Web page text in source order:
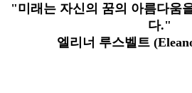
"미래는 자신의 꿈의 아름다움
다."
엘리너 루스벨트